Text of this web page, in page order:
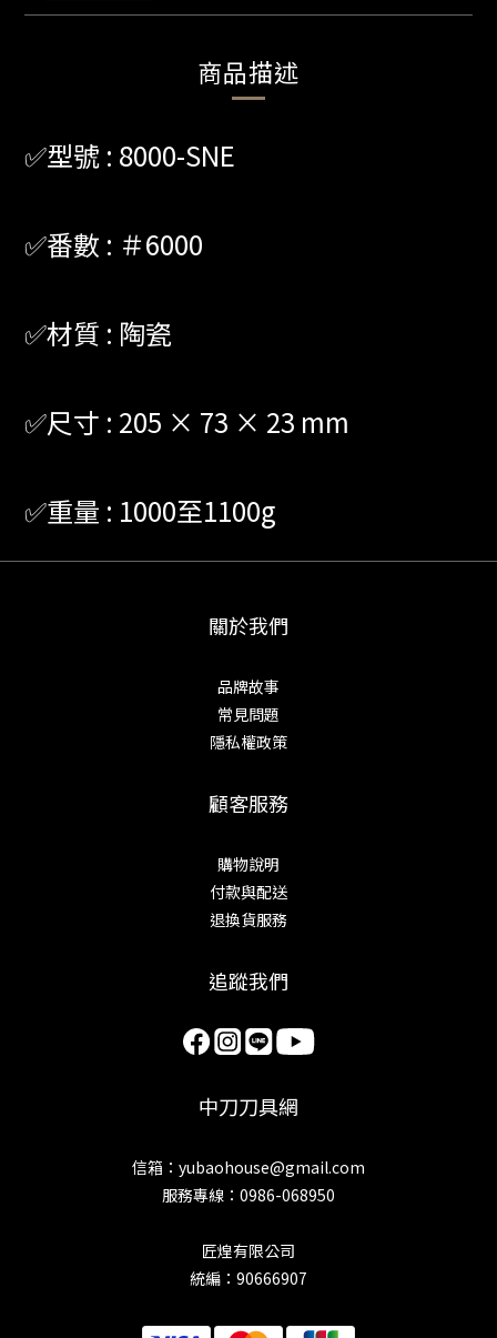
商品描述
✅型號 : 8000-SNE
✅番數 : ＃6000
✅材質 : 陶瓷
✅尺寸 : 205 × 73 × 23 mm
✅重量 : 1000至1100g
關於我們
品牌故事
常見問題
隱私權政策
顧客服務
購物說明
付款與配送
退換貨服務
追蹤我們
中刀刀具網
信箱：yubaohouse@gmail.com
服務專線：0986-068950
匠煌有限公司
統編：90666907